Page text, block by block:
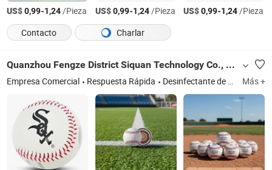
US$0,99-1,24/Pieza US$0,99-1,24/Pieza US$0,99-1,24/Pieza
Contacto
Charlar
Quanzhou Fengze District Siquan Technology Co., Ltd.
Empresa Comercial Respuesta Rápida Desinfectante de aire, Reloj, Zapato, Bolsa Más +